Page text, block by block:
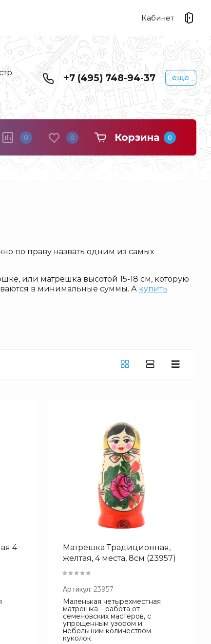
Кабинет
+7 (495) 748-94-37 еще
под бутылки / Штофы
для украшений
0 0 Корзина 0
по праву назвать одним из самых
или матрешка высотой 15-18 см, которую
в минимальные суммы. А купить
4
Матрешка Традиционная,
желтая, 4 места, 8см (23957)
Артикул: 23957
Маленькая четырехместная
матрешка – работа от
семеновских мастеров, с
упрощенным узором и
небольшим количеством
куколок.